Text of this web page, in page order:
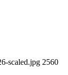
scaled.jpg 2560